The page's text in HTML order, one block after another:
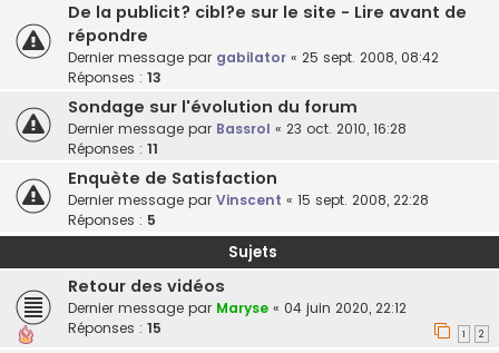
De la publicit? cibl?e sur le site - Lire avant de
répondre
Dernier message par gabilator « 25 sept. 2008, 08:42
Réponses : 13
Sondage sur l'évolution du forum
Dernier message par Bassrol « 23 oct. 2010, 16:28
Réponses : 11
Enquète de Satisfaction
Dernier message par Vinscent « 15 sept. 2008, 22:28
Réponses : 5
Sujets
Retour des vidéos
Dernier message par Maryse « 04 juin 2020, 22:12
Réponses : 15 1 2